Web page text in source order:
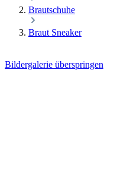
Brautschuhe
Braut Sneaker
Bildergalerie überspringen